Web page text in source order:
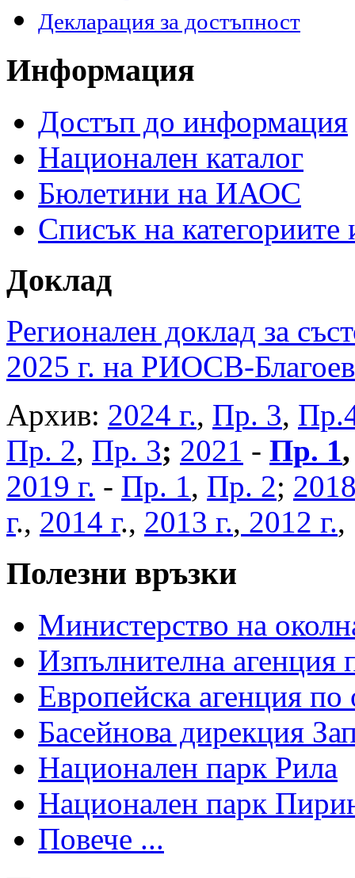
Декларация за достъпност
Информация
Достъп до информация
Национален каталог
Бюлетини на ИАОС
Списък на
Доклад
Регионален доклад за
2025 г. на РИОСВ-
Архив: 2024 г., Пр. 3,
Пр. 2, Пр. 3; 2021 - Пр. 1
2019 г. - Пр. 1, Пр. 2;
г., 2014 г., 2013 г., 2012 г.
Полезни връзки
Министерство на
Изпълнителна агенция
Европейска агенция по
Басейнова дирекция
Национален парк Рила
Национален парк
Повече ...